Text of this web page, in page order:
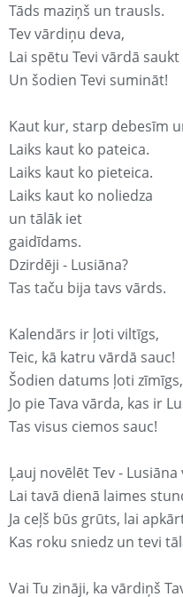
Tāds maziņš un trausls.
Tev vārdiņu deva,
Lai spētu Tevi vārdā saukt
Un šodien Tevi sumināt!
Kaut kur, starp debesīm
Laiks kaut ko pateica.
Laiks kaut ko pieteica.
Laiks kaut ko noliedza
un tālāk iet
gaidīdams.
Dzirdēji - Lusiāna?
Tas taču bija tavs vārds.
Kalendārs ir ļoti viltīgs,
Teic, kā katru vārdā sauc!
Šodien datums ļoti zīmīgs,
Jo pie Tava vārda, kas ir
Tas visus ciemos sauc!
Ļauj novēlēt Tev -
Lai tavā dienā laimes
Ja ceļš būs grūts, lai
Kas roku sniedz un tevi
Vai Tu zināji, ka vārdiņš